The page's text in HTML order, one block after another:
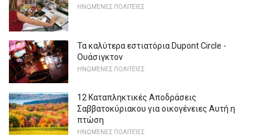
ΗΝΩΜΈΝΕΣ ΠΟΛΙΤΕΊΕΣ
Τα καλύτερα εστιατόρια Dupont Circle -
Ουάσιγκτον
ΗΝΩΜΈΝΕΣ ΠΟΛΙΤΕΊΕΣ
12 Καταπληκτικές Αποδράσεις
Σαββατοκύριακου για οικογένειες Αυτή η
πτώση
ΗΝΩΜΈΝΕΣ ΠΟΛΙΤΕΊΕΣ